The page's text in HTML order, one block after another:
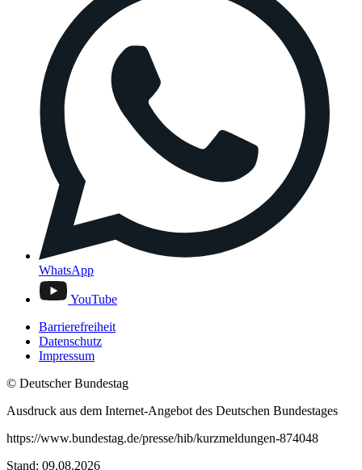
WhatsApp
YouTube
Barrierefreiheit
Datenschutz
Impressum
© Deutscher Bundestag
Ausdruck aus dem Internet-Angebot des Deutschen Bundestages
https://www.bundestag.de/presse/hib/kurzmeldungen-874048
Stand: 09.08.2026